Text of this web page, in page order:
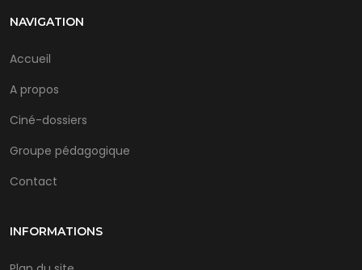
NAVIGATION
Accueil
A propos
Ciné-dossiers
Groupe pédagogique
Contact
INFORMATIONS